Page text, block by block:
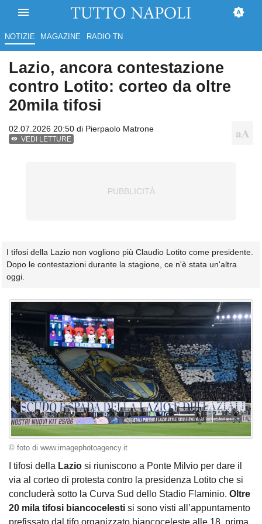
NOTIZIE MAGAZINE RADIO TN
Lazio, ancora contestazione
contro Lotito: corteo da oltre
20mila tifosi
02.07.2026 20:50 di Pierpaolo Matrone
VEDI LETTURE
I tifosi della Lazio non vogliono più Claudio Lotito come presidente.
Dopo le contestazioni durante la stagione, ce n'è stata un'altra
oggi.
© foto di www.imagephotoagency.it
I tifosi della Lazio si riuniscono a Ponte Milvio per dare il
via al corteo di protesta contro la presidenza Lotito che si
concluderà sotto la Curva Sud dello Stadio Flaminio. Oltre
20 mila tifosi biancocelesti si sono visti all’appuntamento